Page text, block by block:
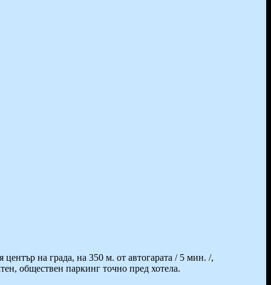
на града, на 350 м. от автогарата / 5 мин. /,
обществен паркинг точно пред хотела.